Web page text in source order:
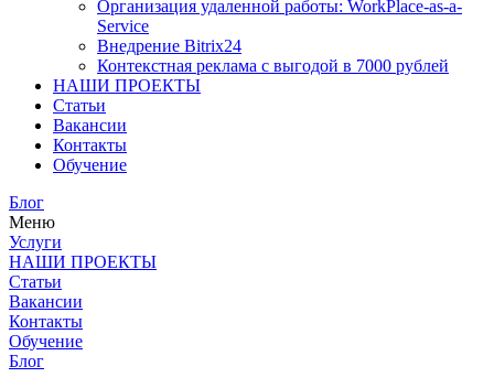
Организация удаленной работы: WorkPlace-as-a-
Service
Внедрение Bitrix24
Контекстная реклама с выгодой в 7000 рублей
НАШИ ПРОЕКТЫ
Статьи
Вакансии
Контакты
Обучение
Блог
Меню
Услуги
НАШИ ПРОЕКТЫ
Статьи
Вакансии
Контакты
Обучение
Блог